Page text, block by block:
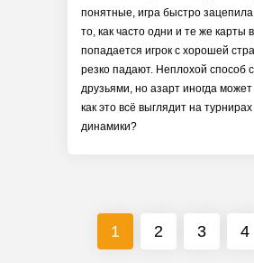
понятные, игра быстро
то, как часто одни и те же
попадается игрок с хорошей
резко падают. Неплохой способ
друзьями, но азарт иногда
как это всё выглядит на
динамики?
1 2 3 4